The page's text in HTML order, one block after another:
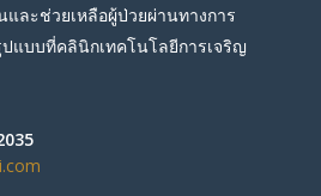
ละช่วยเหลือผู้ป่วยผ่านทางการ
แบบที่คลินิกเทคโนโลยีการเจริญ